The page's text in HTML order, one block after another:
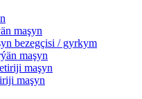
maşyn
bezegçisi / gyrkym
maşyn
maşyn
maşyn